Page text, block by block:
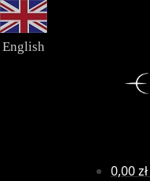
Przejdź
do
nawigacji
Przejdź
do
treści
English
0,00zł